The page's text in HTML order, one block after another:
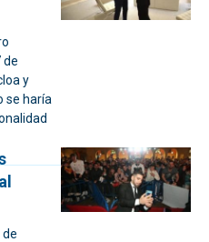
de
y
se haría
de